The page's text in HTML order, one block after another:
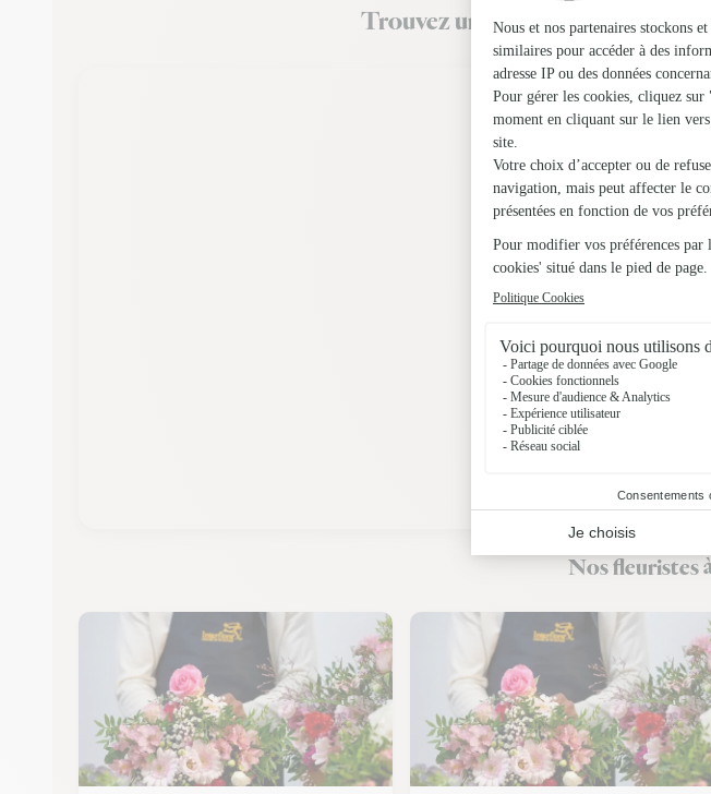
Trouvez un fleuriste Interflora à
Nos fleuristes